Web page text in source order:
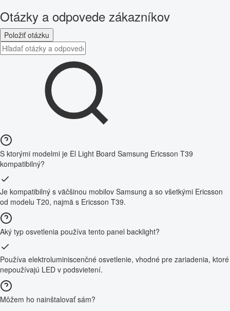
Otázky a odpovede zákazníkov
Položiť otázku
S ktorými modelmi je El Light Board Samsung Ericsson T39
kompatibilný?
Je kompatibilný s väčšinou mobilov Samsung a so všetkými Ericsson
od modelu T20, najmä s Ericsson T39.
Aký typ osvetlenia používa tento panel backlight?
Používa elektroluminiscenčné osvetlenie, vhodné pre zariadenia, ktoré
nepoužívajú LED v podsvietení.
Môžem ho nainštalovať sám?